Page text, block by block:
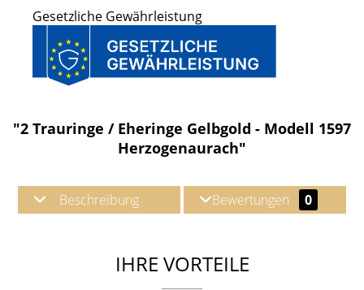
Gesetzliche Gewährleistung
"2 Trauringe / Eheringe Gelbgold - Modell 1597
Herzogenaurach"
Beschreibung Bewertungen 0
IHRE VORTEILE